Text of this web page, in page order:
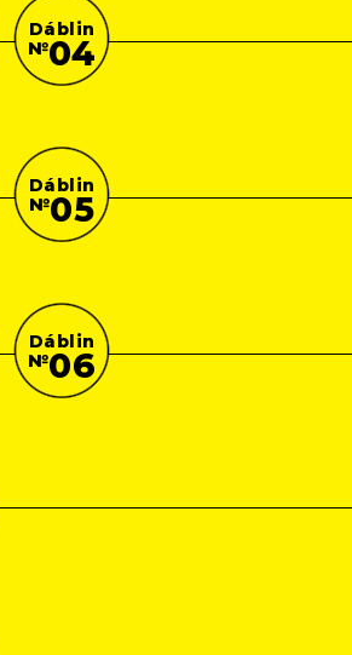
Dáblin
№04
Dáblin
№05
Dáblin
№06